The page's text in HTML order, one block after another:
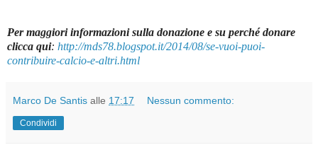
Per maggiori informazioni sulla donazione e su perché donare
clicca qui: http://mds78.blogspot.it/2014/08/se-vuoi-puoi-
contribuire-calcio-e-altri.html
Marco De Santis alle 17:17 Nessun commento:
Condividi